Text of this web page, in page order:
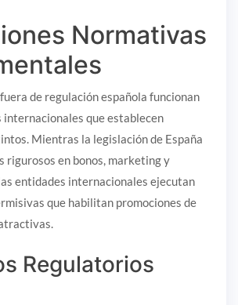
Normativas
de regulación española funcionan
internacionales que establecen
Mientras la legislación de España
rigurosos en bonos, marketing y
entidades internacionales ejecutan
que habilitan promociones de
Regulatorios